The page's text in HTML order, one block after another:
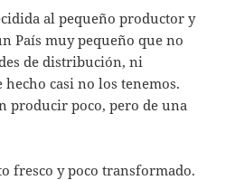
al pequeño productor y
País muy pequeño que no
de distribución, ni
casi no los tenemos.
producir poco, pero de una
fresco y poco transformado.